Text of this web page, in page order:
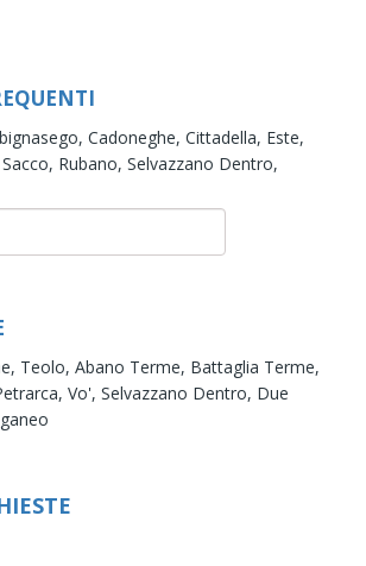
Cadoneghe, Cittadella, Este,
Rubano, Selvazzano Dentro,
Teolo, Abano Terme, Battaglia Terme,
Vo', Selvazzano Dentro, Due